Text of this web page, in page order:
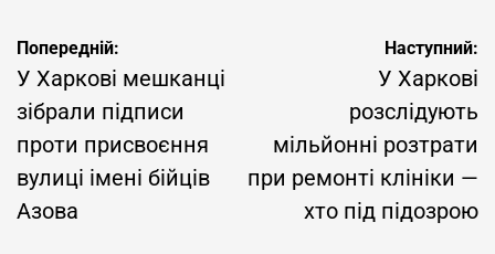
Навігація
записів
Попередній:
У Харкові мешканці
зібрали підписи
проти присвоєння
вулиці імені бійців
Азова
Наступний:
У Харкові
розслідують
мільйонні розтрати
при ремонті клініки —
хто під підозрою